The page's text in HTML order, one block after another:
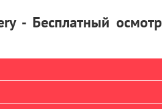
- Бесплатный